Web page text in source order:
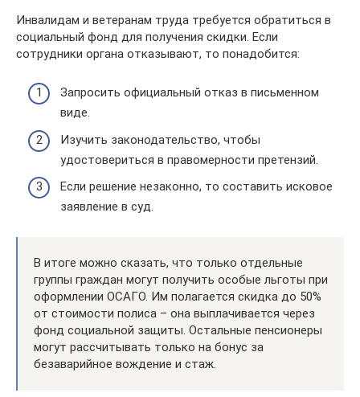
Инвалидам и ветеранам труда требуется обратиться в
социальный фонд для получения скидки. Если
сотрудники органа отказывают, то понадобится:
Запросить официальный отказ в письменном
виде.
Изучить законодательство, чтобы
удостовериться в правомерности претензий.
Если решение незаконно, то составить исковое
заявление в суд.
В итоге можно сказать, что только отдельные
группы граждан могут получить особые льготы при
оформлении ОСАГО. Им полагается скидка до 50%
от стоимости полиса – она выплачивается через
фонд социальной защиты. Остальные пенсионеры
могут рассчитывать только на бонус за
безаварийное вождение и стаж.